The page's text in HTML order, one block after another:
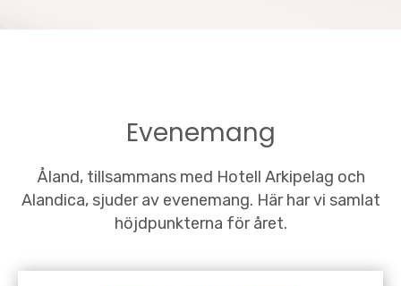
Evenemang
Åland, tillsammans med Hotell Arkipelag och
Alandica, sjuder av evenemang. Här har vi samlat
höjdpunkterna för året.